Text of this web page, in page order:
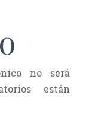
no será
están